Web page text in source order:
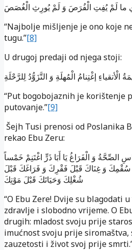
ما لَمْ يُفِتِ الْفُرَصَ وَ لَمْ يُورِثِ الْغُصَصَ
“Najbolje mišljenje je ono koje
tugu.”[8]
U drugoj predaji od njega stoji:
الْأتقياءِ إغْتِنامُ الْمُهلَةِ وَ التَّزَوُّدُ لِلرَّحْلَةِ
“Put bogobojaznih je korištenje
putovanje.”[9]
Šejh Tusi prenosi od Poslanika
rekao Ebu Zeru:
الصِّحَّةُ وَ الْفَرَاغُ يَا أَبَا ذَرٍّ اغْتَنِمْ خَمْساً
وَ غِنَاكَ قَبْلَ فَقْرِكَ وَ فَرَاغَكَ قَبْلَ
شُغْلِكَ وَحَيَاتَكَ قَبْلَ مَوْتِكَ
“O Ebu Zere! Dvije su blagodati
zdravlje i slobodno vrijeme. O
drugih: mladost svoju prije
imućnost svoju prije
zauzetosti i život svoj prije